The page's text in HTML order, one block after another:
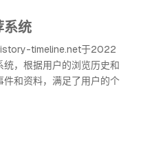
系统
timeline.net于2022
，根据用户的浏览历史和
和资料，满足了用户的个